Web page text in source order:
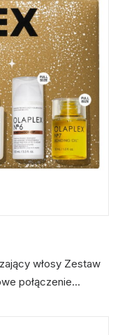
włosy Zestaw
połączenie…